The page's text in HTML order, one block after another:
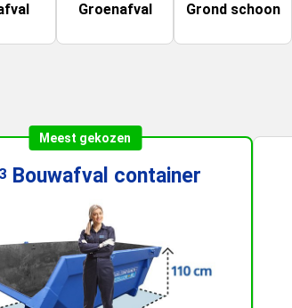
Groenafval Grond schoon
Meest gekozen
Bouwafval container